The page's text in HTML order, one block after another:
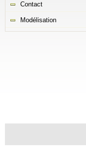
Contact
Modélisation